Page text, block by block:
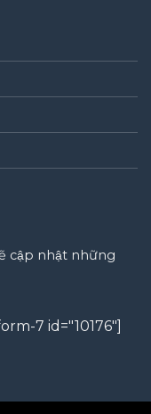
cập nhật những
7 id="10176"]